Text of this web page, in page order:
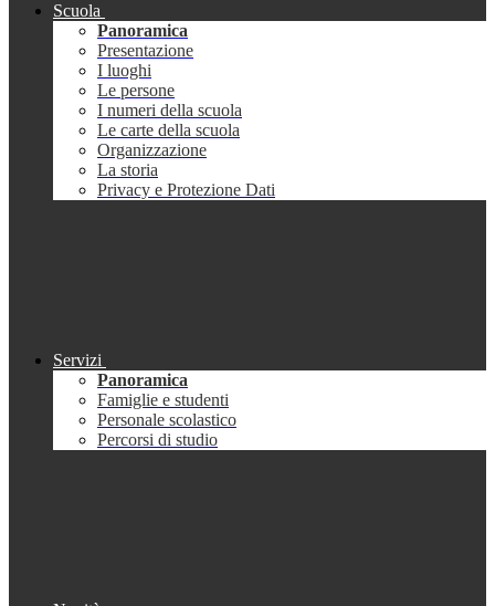
Scuola
Panoramica
Presentazione
I luoghi
Le persone
I numeri della scuola
Le carte della scuola
Organizzazione
La storia
Privacy e Protezione Dati
Servizi
Panoramica
Famiglie e studenti
Personale scolastico
Percorsi di studio